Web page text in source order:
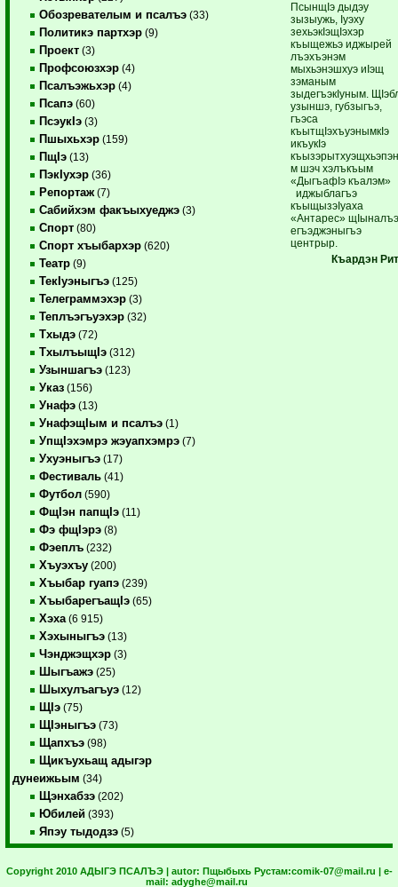
Обозревателым и псалъэ (33)
Политикэ партхэр (9)
Проект (3)
Профсоюзхэр (4)
Псалъэжьхэр (4)
Псапэ (60)
ПсэукIэ (3)
Пшыхьхэр (159)
ПщIэ (13)
ПэкIухэр (36)
Репортаж (7)
Сабийхэм факъыхуеджэ (3)
Спорт (80)
Спорт хъыбархэр (620)
Театр (9)
ТекIуэныгъэ (125)
Телеграммэхэр (3)
Теплъэгъуэхэр (32)
Тхыдэ (72)
ТхылъыщIэ (312)
Узыншагъэ (123)
Указ (156)
Унафэ (13)
УнафэщIым и псалъэ (1)
УпщIэхэмрэ жэуапхэмрэ (7)
Ухуэныгъэ (17)
Фестиваль (41)
Футбол (590)
ФщIэн папщIэ (11)
Фэ фщIэрэ (8)
Фэеплъ (232)
Хъуэхъу (200)
Хъыбар гуапэ (239)
ХъыбарегъащIэ (65)
Хэха (6 915)
Хэхыныгъэ (13)
Чэнджэщхэр (3)
Шыгъажэ (25)
Шыхулъагъуэ (12)
ЩIэ (75)
ЩIэныгъэ (73)
Щапхъэ (98)
Щикъухьащ адыгэр
дунеижьым (34)
Щэнхабзэ (202)
Юбилей (393)
Япэу тыдодзэ (5)
ПсынщIэ дыдэу
зызыужь, Iуэху
зехьэкIэщIэхэр
къыщежьэ иджырей
лъэхъэнэм
мыхьэнэшхуэ иIэщ
зэманым
зыдегъэкIуным.
узыншэ, губзыгъэ,
гъэса
къытщIэхъуэнымкIэ
икъукIэ
м шэч хэлъкъым
«ДыгъафIэ къалэм»
иджыблагъэ
къыщызэIуаха
«Антарес»
егъэджэныгъэ
центрыр.
Къардэн
Copyright 2010 АДЫГЭ ПСАЛЪЭ | autor: Пщыбыхь Рустам:comik-07@mail.ru | e-
mail: adyghe@mail.ru